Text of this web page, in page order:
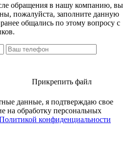
обращения в нашу компанию, вы
пожалуйста, заполните данную
общались по этому вопросу с
Прикрепить файл
данные, я подтверждаю свое
на обработку персональных
конфиденциальности